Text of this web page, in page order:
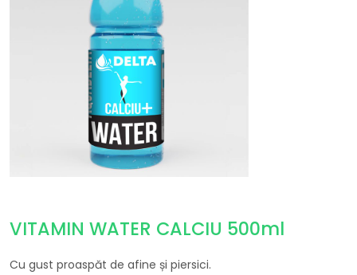
VITAMIN WATER CALCIU 500ml
Cu gust proaspăt de afine și piersici.